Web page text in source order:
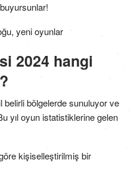
buyursunlar!
2024 hangi
belirli bölgelerde sunuluyor ve
yıl oyun istatistiklerine gelen
kişiselleştirilmiş bir